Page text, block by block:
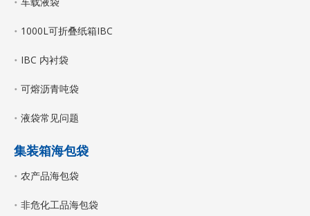
1000L可折叠纸箱IBC
IBC 内衬袋
可熔沥青吨袋
液袋常见问题
集装箱海包袋
农产品海包袋
非危化工品海包袋